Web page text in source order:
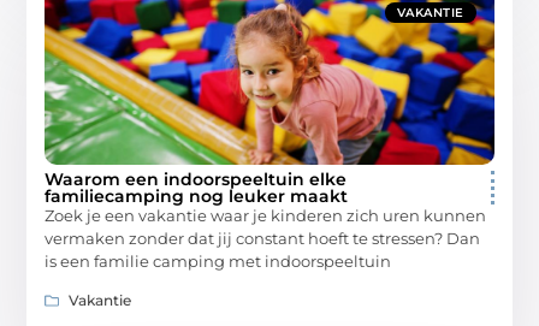
VAKANTIE
Waarom een indoorspeeltuin elke
familiecamping nog leuker maakt
Zoek je een vakantie waar je kinderen zich uren kunnen
vermaken zonder dat jij constant hoeft te stressen? Dan
is een familie camping met indoorspeeltuin
Vakantie